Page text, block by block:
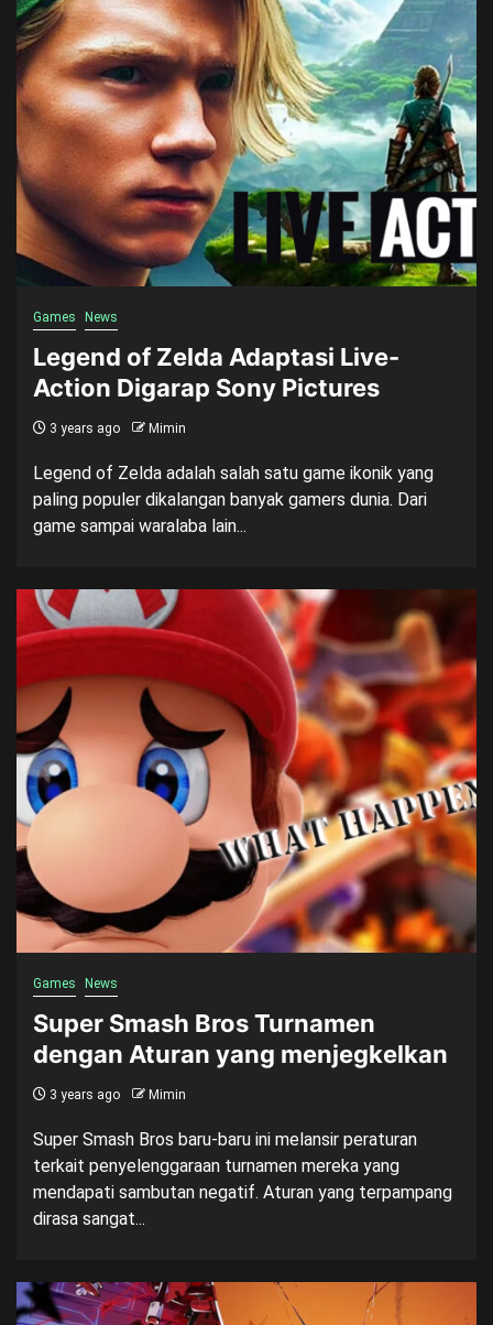
Games News
Legend of Zelda Adaptasi Live-
Action Digarap Sony Pictures
3 years ago Mimin
Legend of Zelda adalah salah satu game ikonik yang
paling populer dikalangan banyak gamers dunia. Dari
game sampai waralaba lain...
Games News
Super Smash Bros Turnamen
dengan Aturan yang menjegkelkan
3 years ago Mimin
Super Smash Bros baru-baru ini melansir peraturan
terkait penyelenggaraan turnamen mereka yang
mendapati sambutan negatif. Aturan yang terpampang
dirasa sangat...